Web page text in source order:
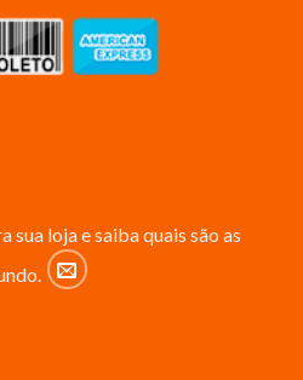
sua loja e saiba quais são as